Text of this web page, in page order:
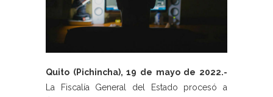
Quito (Pichincha), 19 de mayo de 2022.-
La Fiscalía General del Estado procesó a